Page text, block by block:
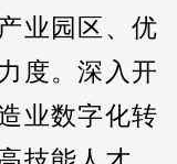
业园区、优
度。深入开
业数字化转